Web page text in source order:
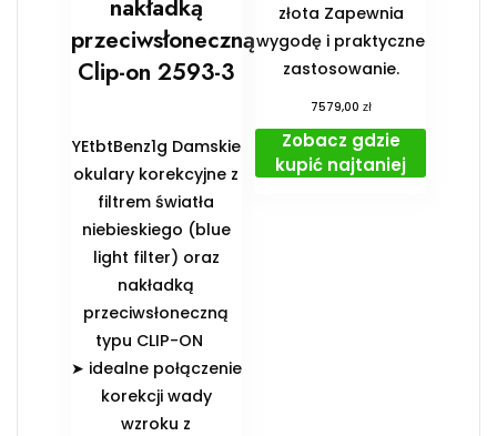
nakładką
przeciwsłoneczną
Clip-on 2593-3
YEtbtBenz1g Damskie
okulary korekcyjne z
filtrem światła
niebieskiego (blue
light filter) oraz
nakładką
przeciwsłoneczną
typu CLIP-ON
➤ idealne połączenie
korekcji wady
wzroku z
złota Zapewnia
wygodę i praktyczne
zastosowanie.
7579,00 zł
Zobacz gdzie
kupić najtaniej